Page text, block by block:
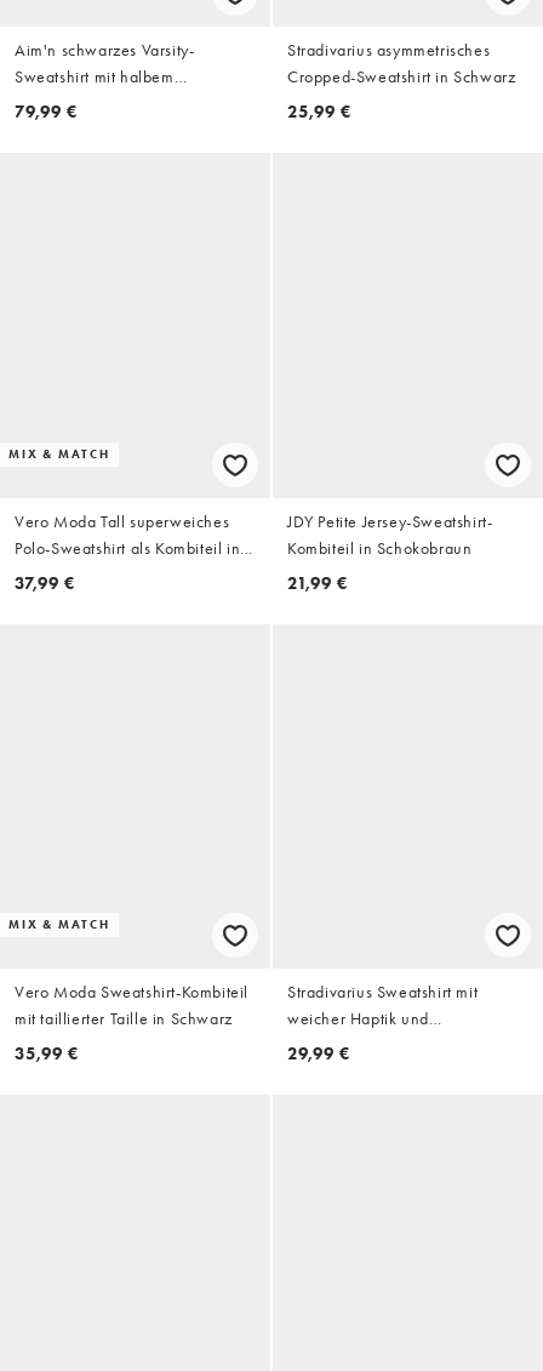
Aim'n schwarzes Varsity-
Sweatshirt mit halbem
Reißverschluss
79,99 €
Stradivarius asymmetrisches
Cropped-Sweatshirt in Schwarz
25,99 €
MIX & MATCH
Vero Moda Tall superweiches
Polo-Sweatshirt als Kombiteil in
Cremeweiß
37,99 €
JDY Petite Jersey-Sweatshirt-
Kombiteil in Schokobraun
21,99 €
MIX & MATCH
Vero Moda Sweatshirt-Kombiteil
mit taillierter Taille in Schwarz
35,99 €
Stradivarius Sweatshirt mit
weicher Haptik und
Reißverschluss in Pastellrosa
29,99 €